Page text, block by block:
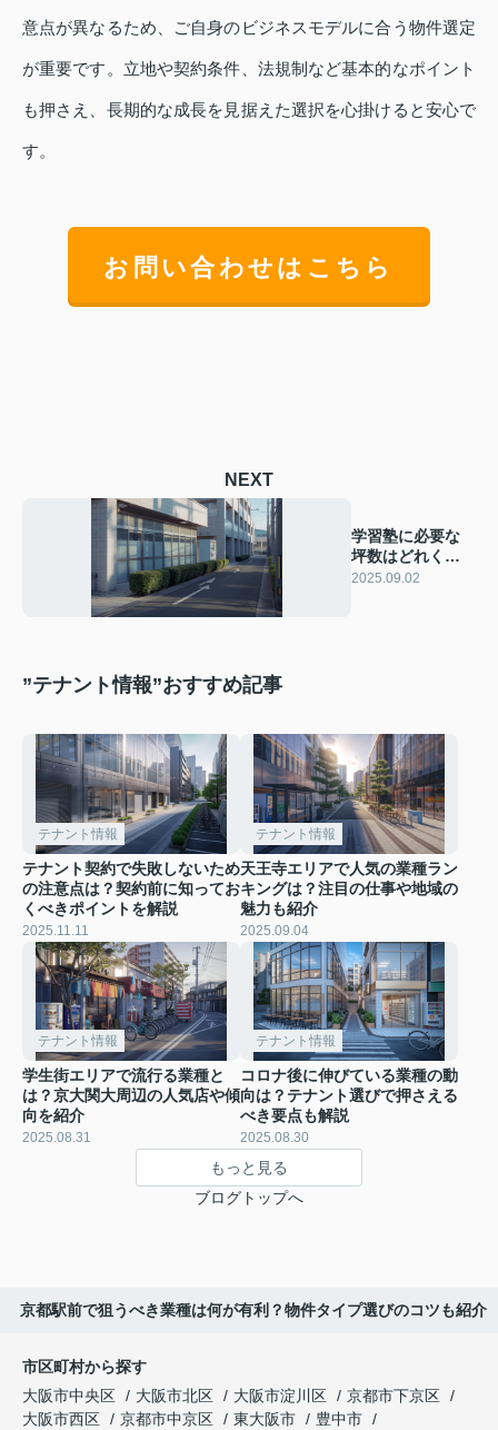
意点が異なるため、ご自身のビジネスモデルに合う物件選定
が重要です。立地や契約条件、法規制など基本的なポイント
も押さえ、長期的な成長を見据えた選択を心掛けると安心で
す。
お問い合わせはこちら
NEXT
学習塾に必要な
坪数はどれくら
い？最適立地の
2025.09.02
”テナント情報”おすすめ記事
テナント情報
テナント契約で失敗しないため
の注意点は？契約前に知ってお
くべきポイントを解説
2025.11.11
テナント情報
天王寺エリアで人気の業種ラン
キングは？注目の仕事や地域の
魅力も紹介
2025.09.04
テナント情報
学生街エリアで流行る業種と
は？京大関大周辺の人気店や傾
向を紹介
2025.08.31
テナント情報
コロナ後に伸びている業種の動
向は？テナント選びで押さえる
べき要点も解説
2025.08.30
もっと見る
ブログトップへ
京都駅前で狙うべき業種は何が有利？物件タイプ選びのコツも紹介
市区町村から探す
大阪市中央区
大阪市北区 大阪市淀川区
京都市下京区
大阪市西区
京都市中京区 東大阪市
豊中市